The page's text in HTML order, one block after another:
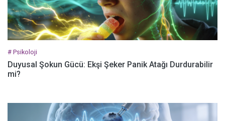
# Psikoloji
Duyusal Şokun Gücü: Ekşi Şeker Panik Atağı Durdurabilir
mi?